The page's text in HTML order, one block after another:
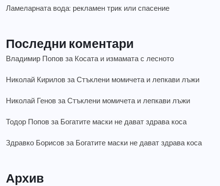
Ламеларната вода: рекламен трик или спасение
Последни коментари
Владимир Попов за Косата и измамата с лесното
Николай Кирилов заСтъклени момичета и лепкави лъжи
Николай Генов заСтъклени момичета и лепкави лъжи
Тодор Попов за Богатите маски не дават здрава коса
Здравко Борисов за Богатите маски не дават здрава коса
Архив